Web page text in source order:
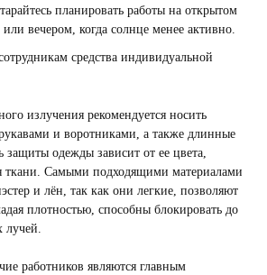
планировать работы на открытом
вечером, когда солнце менее активно.
средства индивидуальной
излучения рекомендуется носить
и воротниками, а также длинные
одежды зависит от ее цвета,
ткани. Самыми подходящими материалами
и лён, так как они легкие, позволяют
плотностью, способны блокировать до
лучей.
работников являются главным